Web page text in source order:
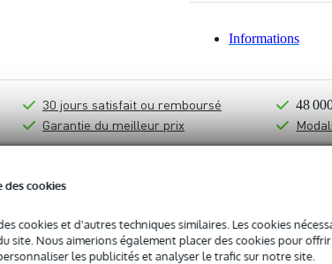
des cookies
cookies et d'autres techniques similaires. Les cookies
site. Nous aimerions également placer des cookies pour
les publicités et analyser le trafic sur notre site.
Informations
30 jours satisfait ou remboursé
Garantie du meilleur prix
48